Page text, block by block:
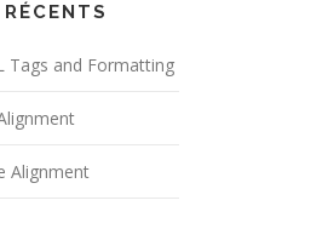
Tags and Formatting
Alignment